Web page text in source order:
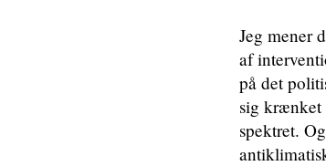
Jeg mener
af
på det
sig krænket
spektret.